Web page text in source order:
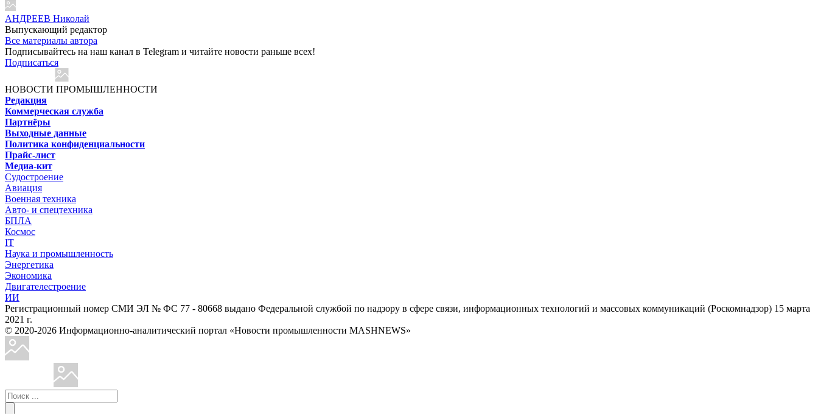
АНДРЕЕВ Николай
Выпускающий редактор
Все материалы автора
Подписывайтесь на наш канал в Telegram и читайте новости раньше всех!
Подписаться
НОВОСТИ ПРОМЫШЛЕННОСТИ
Редакция
Коммерческая служба
Партнёры
Выходные данные
Политика конфиденциальности
Прайс-лист
Медиа-кит
Судостроение
Авиация
Военная техника
Авто- и спецтехника
БПЛА
Космос
IT
Наука и промышленность
Энергетика
Экономика
Двигателестроение
ИИ
Регистрационный номер СМИ ЭЛ № ФС 77 - 80668 выдано Федеральной службой по надзору в сфере связи, информационных технологий и массовых коммуникаций (Роскомнадзор) 15 марта
2021 г.
© 2020-2026 Информационно-аналитический портал «Новости промышленности MASHNEWS»